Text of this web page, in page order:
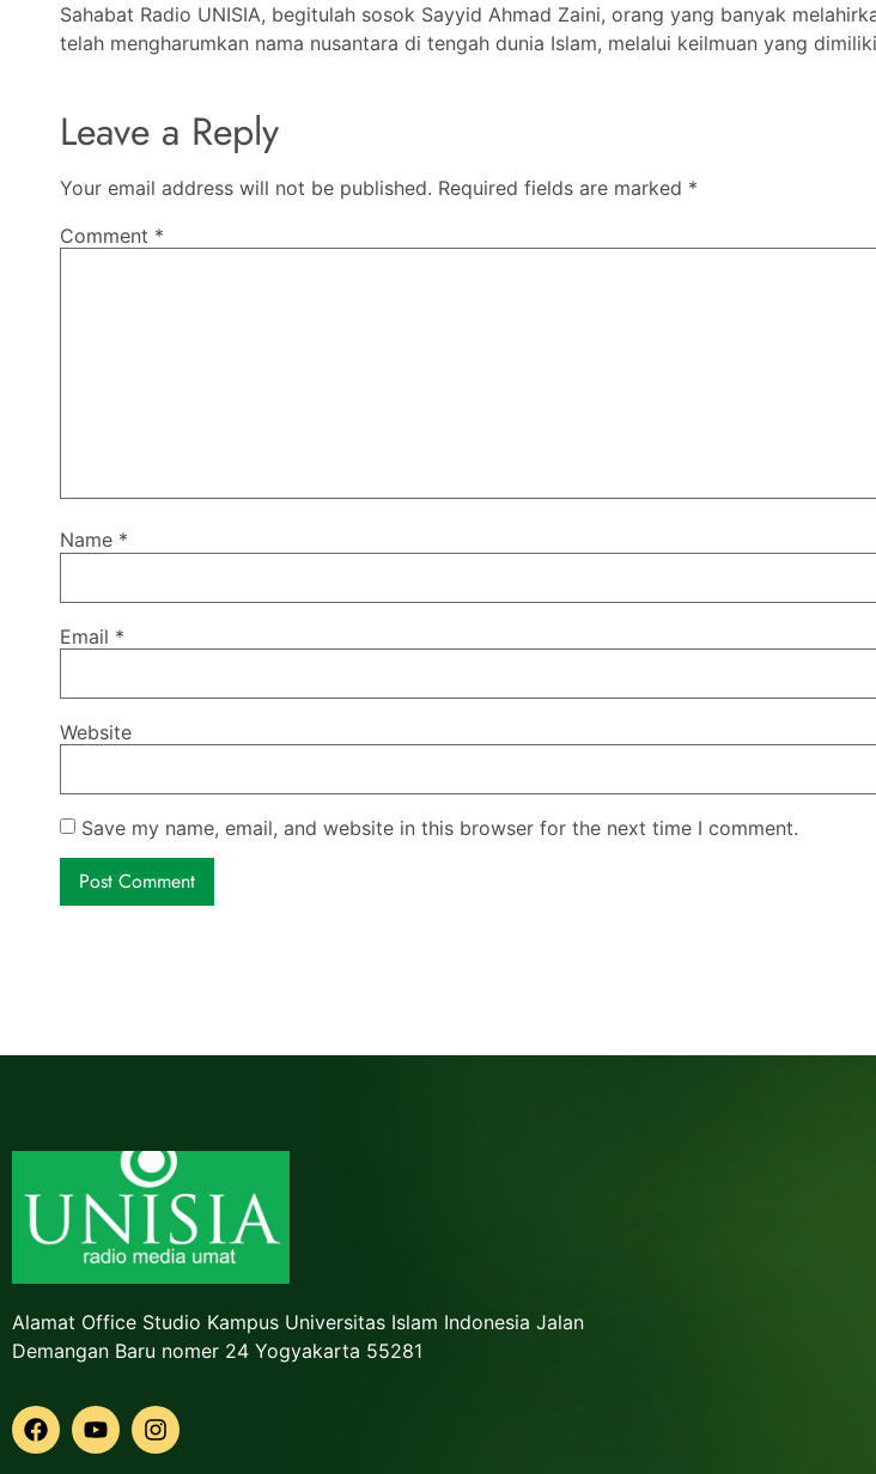
Sahabat Radio UNISIA, begitulah sosok Sayyid Ahmad Zaini, orang yang banyak
telah mengharumkan nama nusantara di tengah dunia Islam, melalui keilmuan yang
Leave a Reply
Your email address will not be published. Required fields are marked *
Comment *
Name *
Email *
Website
Save my name, email, and website in this browser for the next time I comment.
Alamat Office Studio Kampus Universitas Islam Indonesia Jalan
Demangan Baru nomer 24 Yogyakarta 55281